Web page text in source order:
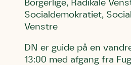
Borgerlige, Radikale
Socialdemokratiet,
Venstre
DN er guide på en
13:00 med afgang fra
kontakte mig med nyt om sagen samt fremtidige
underskriftindsamlinger og
Skriv under nu
kontakte mig med nyt om sagen samt fremtidige
underskriftindsamlinger og
Skriv under nu
kontakte mig med nyt om sagen samt fremtidige
underskriftindsamlinger og
Skriv under nu